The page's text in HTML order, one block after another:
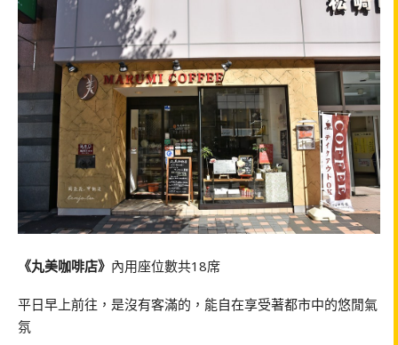
《丸美咖啡店》 內用座位數共18席
平日早上前往，是沒有客滿的，能自在享受著都市中的悠閒氣
氛